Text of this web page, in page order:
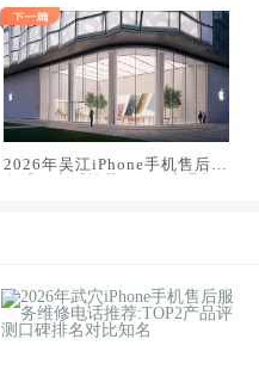
2026年吴江iPhone手机售后服